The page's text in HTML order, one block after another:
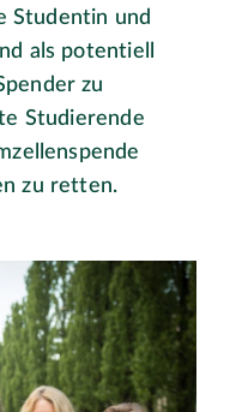
Studentin und
als potentiell
zu
Studierende
zu retten.